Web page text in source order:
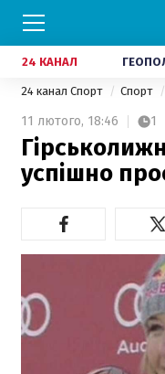
24 КАНАЛ
24 канал Спорт Спорт
11 лютого, 18:46 1
успішно